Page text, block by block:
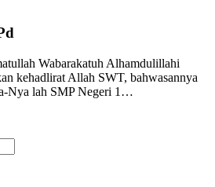
Wabarakatuh Alhamdulillahi
kehadlirat Allah SWT, bahwasannya
Nya lah SMP Negeri 1…